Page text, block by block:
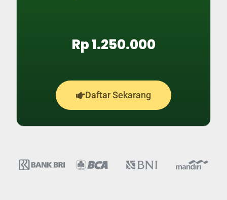
Rp 1.250.000
Daftar Sekarang